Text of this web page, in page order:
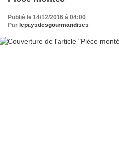
Publié le 14/12/2016 à 04:00
Par lepaysdesgourmandises